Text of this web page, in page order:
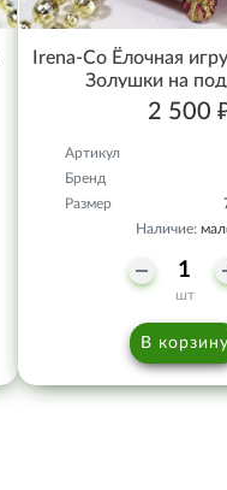
Irena-Co Ёлочная
Золушки на
2 500
Артикул
Бренд
Размер
Наличие:
шт
В корзину